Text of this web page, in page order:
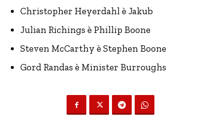
Christopher Heyerdahl è Jakub
Julian Richings è Phillip Boone
Steven McCarthy è Stephen Boone
Gord Randas è Minister Burroughs